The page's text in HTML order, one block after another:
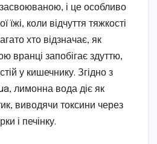
і це особливо
їжі, коли відчуття тяжкості
хто відзначає, як
вранці запобігає здуттю,
у кишечнику. Згідно з
лимонна вода діє як
виводячи токсини через
і печінку.